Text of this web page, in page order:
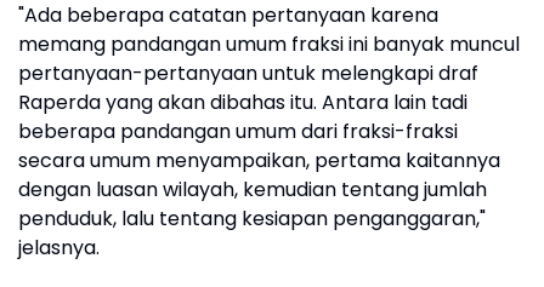
​"Ada beberapa catatan pertanyaan karena
memang pandangan umum fraksi ini banyak muncul
pertanyaan-pertanyaan untuk melengkapi draf
Raperda yang akan dibahas itu. Antara lain tadi
beberapa pandangan umum dari fraksi-fraksi
secara umum menyampaikan, pertama kaitannya
dengan luasan wilayah, kemudian tentang jumlah
penduduk, lalu tentang kesiapan penganggaran,"
jelasnya.